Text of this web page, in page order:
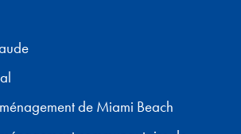
de Miami Beach